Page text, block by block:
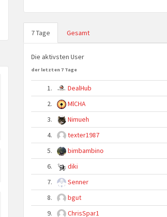
7 Tage Gesamt
Die aktivsten User
der letzten 7 Tage
1. DealHub
2.
MlCHA
3.
Nimueh
4.
texter1987
5.
bimbambino
6.
diki
7.
Senner
8.
bgut
9.
ChrisSpar1